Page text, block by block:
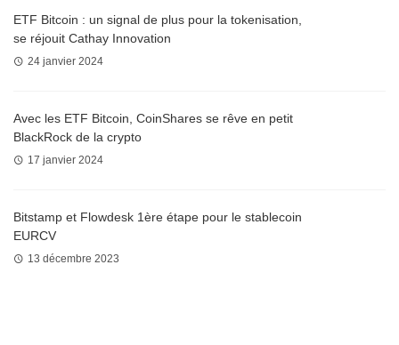
ETF Bitcoin : un signal de plus pour la tokenisation,
se réjouit Cathay Innovation
24 janvier 2024
Avec les ETF Bitcoin, CoinShares se rêve en petit
BlackRock de la crypto
17 janvier 2024
Bitstamp et Flowdesk 1ère étape pour le stablecoin
EURCV
13 décembre 2023